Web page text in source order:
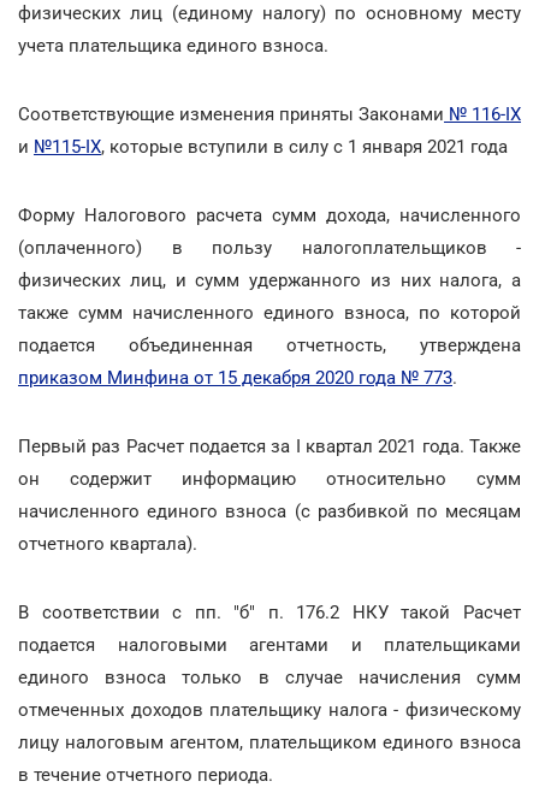
физических лиц (единому налогу) по основному месту
учета плательщика единого взноса.
Соответствующие изменения приняты Законами № 116-IX
и №115-IX, которые вступили в силу с 1 января 2021 года
Форму Налогового расчета сумм дохода, начисленного
(оплаченного) в пользу налогоплательщиков -
физических лиц, и сумм удержанного из них налога, а
также сумм начисленного единого взноса, по которой
подается объединенная отчетность, утверждена
приказом Минфина от 15 декабря 2020 года № 773.
Первый раз Расчет подается за I квартал 2021 года. Также
он содержит информацию относительно сумм
начисленного единого взноса (с разбивкой по месяцам
отчетного квартала).
В соответствии с пп. "б" п. 176.2 НКУ такой Расчет
подается налоговыми агентами и плательщиками
единого взноса только в случае начисления сумм
отмеченных доходов плательщику налога - физическому
лицу налоговым агентом, плательщиком единого взноса
в течение отчетного периода.